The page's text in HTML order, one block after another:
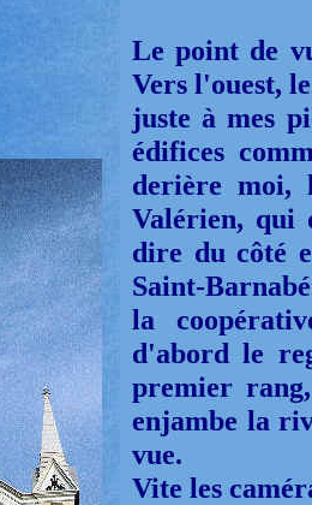
Le point de
Vers l'ouest,
juste à mes
édifices
derière moi,
Valérien, qui
dire du côté
Saint-
la
d'abord le
premier
enjambe la
vue.
Vite les